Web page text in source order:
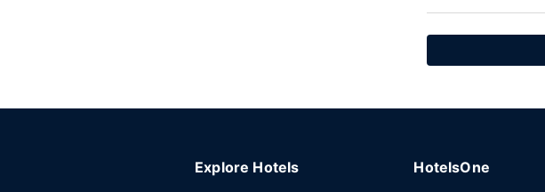
Explore Hotels HotelsOne